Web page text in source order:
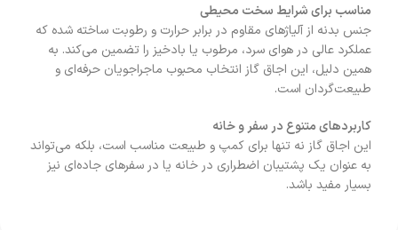
مناسب برای شرایط سخت محیطی
جنس بدنه از آلیاژهای مقاوم در برابر حرارت و رطوبت ساخته شده که
عملکرد عالی در هوای سرد، مرطوب یا بادخیز را تضمین می‌کند. به
همین دلیل، این اجاق گاز انتخاب محبوب ماجراجویان حرفه‌ای و
طبیعت‌گردان است.
کاربردهای متنوع در سفر و خانه
این اجاق گاز نه تنها برای کمپ و طبیعت مناسب است، بلکه می‌تواند
به عنوان یک پشتیبان اضطراری در خانه یا در سفرهای جاده‌ای نیز
بسیار مفید باشد.